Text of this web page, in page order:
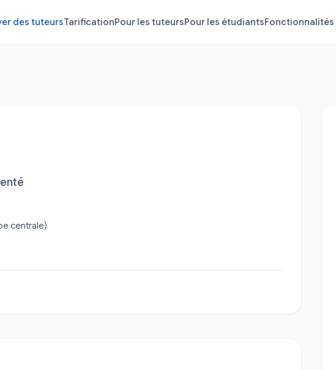
des tuteursTarificationPour les tuteursPour les étudiantsFonctionnalités
centrale)